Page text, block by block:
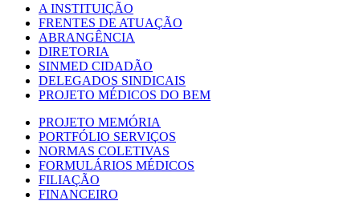
A INSTITUIÇÃO
FRENTES DE ATUAÇÃO
ABRANGÊNCIA
DIRETORIA
SINMED CIDADÃO
DELEGADOS SINDICAIS
PROJETO MÉDICOS DO BEM
PROJETO MEMÓRIA
PORTFÓLIO SERVIÇOS
NORMAS COLETIVAS
FORMULÁRIOS MÉDICOS
FILIAÇÃO
FINANCEIRO